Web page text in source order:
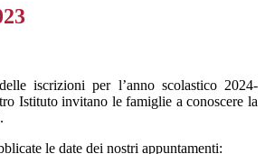
iscrizioni per l’anno scolastico 2024-
Istituto invitano le famiglie a conoscere la
le date dei nostri appuntamenti: